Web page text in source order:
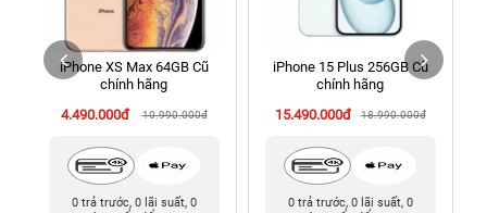
24h Vũng Tàu: 162A Ba Cu, Vũng Tàu, Hồ Chí Minh (TP. Vũng
Tàu cũ)
198 Hoàng Văn Thụ, Tân Sơn Nhất, Hồ Chí Minh (Tân Bình
iPhone XS Max 64GB Cũ
chính hãng
4.490.000đ
10.990.000đ
0 trả trước, 0 lãi suất, 0
iPhone 15 Plus 256GB Cũ
chính hãng
15.490.000đ
18.990.000đ
0 trả trước, 0 lãi suất, 0